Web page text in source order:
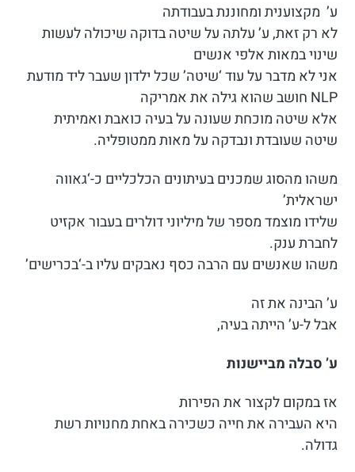
ע’ מקצוענית ומחוננת בעבודתה
לא רק זאת, ע’ עלתה על שיטה בדוקה שיכולה לעשות
שינוי במאות אלפי אנשים
אני לא מדבר על עוד ‘שיטה’ שכל ילדון שעבר ליד מודעת
NLP חושב שהוא גילה את אמריקה
אלא שיטה מוכחת שעונה על בעיה כואבת ואמיתית
שיטה שעובדת ונבדקה על מאות ממטופליה.
משהו מהסוג שמכנים בעיתונים הכלכליים כ-‘גאווה
ישראלית’
שלידו מוצמד מספר של מיליוני דולרים בעבור אקזיט
לחברת ענק.
משהו שאנשים עם הרבה כסף נאבקים עליו ב-‘בכרישים’
ע’ הבינה את זה
אבל ל-ע’ הייתה בעיה,
ע’ סבלה מביישנות
אז במקום לקצור את הפירות
היא העבירה את חייה כשכירה באחת מחנויות רשת
גדולה.